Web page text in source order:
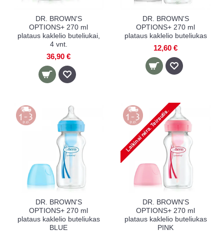
DR. BROWN'S
OPTIONS+ 270 ml
plataus kaklelio buteliukai,
4 vnt.
36,90 €
DR. BROWN'S
OPTIONS+ 270 ml
plataus kaklelio buteliukas
12,60 €
DR. BROWN'S
OPTIONS+ 270 ml
plataus kaklelio buteliukas
BLUE
DR. BROWN'S
OPTIONS+ 270 ml
plataus kaklelio buteliukas
PINK